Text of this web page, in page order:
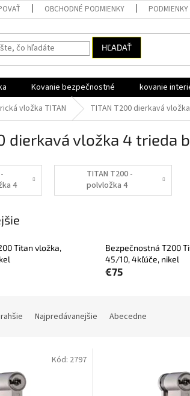
OBCHODNÉ PODMIENKY PODMIENKY
HĽADAŤ
Kovanie bezpečnostné kovanie
vložka TITAN TITAN T200 dierkavá
dierkavá vložka 4 trieda
4
TITAN T200 -
polvložka 4
trieda
Titan vložka,
Bezpečnostná T200
45/10, 4kľúče, nikel
€75
Najpredávanejšie Abecedne
Kód: 2797